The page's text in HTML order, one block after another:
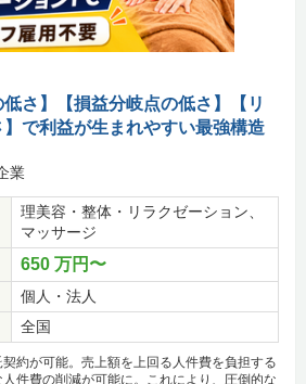
低さ】【損益分岐点の低さ】【リ
】で利益が生まれやすい最強構造
業
理美容・整体・リラクゼーション、
マッサージ
650 万円〜
個人・法人
全国
約が可能。売上額を上回る人件費を負担する
件費の削減が可能に。これにより、圧倒的な